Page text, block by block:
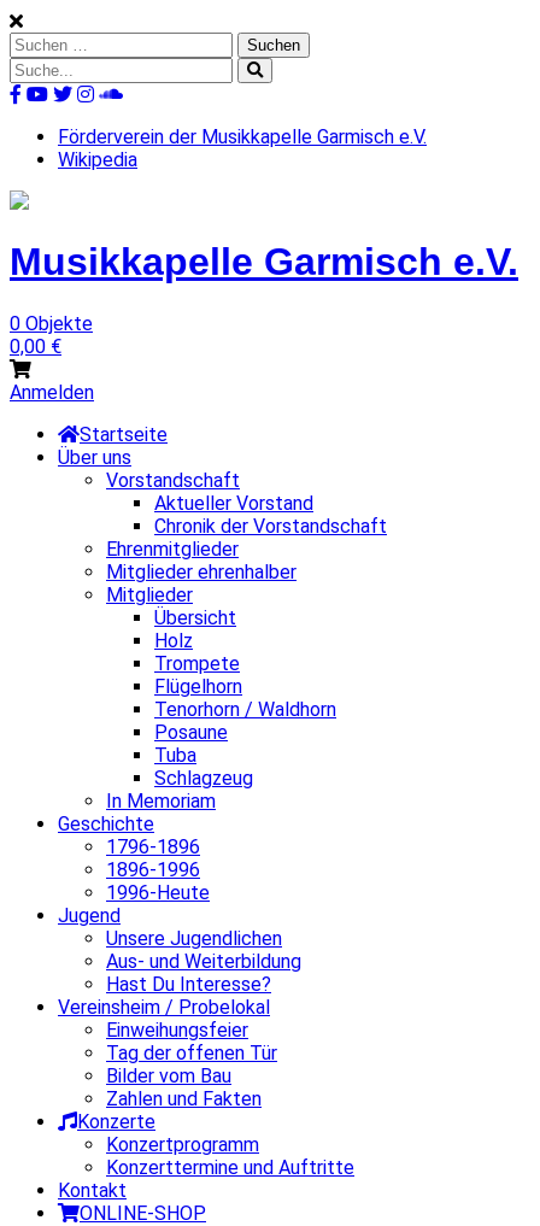
Skip
to
content
Suchen
nach:
Suche
nach:
Förderverein der Musikkapelle Garmisch e.V.
Wikipedia
Musikkapelle Garmisch e.V.
0 Objekte
0,00 €
Anmelden
Startseite
Über uns
Vorstandschaft
Aktueller Vorstand
Chronik der Vorstandschaft
Ehrenmitglieder
Mitglieder ehrenhalber
Mitglieder
Übersicht
Holz
Trompete
Flügelhorn
Tenorhorn / Waldhorn
Posaune
Tuba
Schlagzeug
In Memoriam
Geschichte
1796-1896
1896-1996
1996-Heute
Jugend
Unsere Jugendlichen
Aus- und Weiterbildung
Hast Du Interesse?
Vereinsheim / Probelokal
Einweihungsfeier
Tag der offenen Tür
Bilder vom Bau
Zahlen und Fakten
Konzerte
Konzertprogramm
Konzerttermine und Auftritte
Kontakt
ONLINE-SHOP